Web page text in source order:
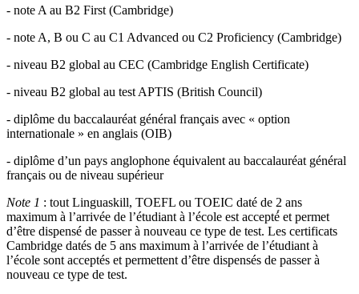
- note A au B2 First (Cambridge)
- note A, B ou C au C1 Advanced ou C2 Proficiency (Cambridge)
- niveau B2 global au CEC (Cambridge English Certificate)
- niveau B2 global au test APTIS (British Council)
- diplôme du baccalauréat général français avec « option
internationale » en anglais (OIB)
- diplôme d’un pays anglophone équivalent au baccalauréat général
français ou de niveau supérieur
Note 1 : tout Linguaskill, TOEFL ou TOEIC daté de 2 ans
maximum à l’arrivée de l’étudiant à l’école est accepté́ et permet
d’être dispensé de passer à nouveau ce type de test. Les certificats
Cambridge datés de 5 ans maximum à l’arrivée de l’étudiant à
l’école sont acceptés et permettent d’être dispensés de passer à
nouveau ce type de test.